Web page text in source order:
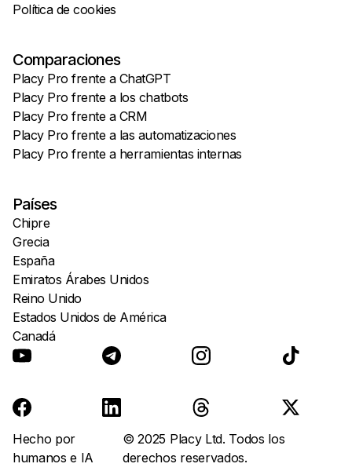
Política de cookies
Comparaciones
Placy Pro frente a ChatGPT
Placy Pro frente a los chatbots
Placy Pro frente a CRM
Placy Pro frente a las automatizaciones
Placy Pro frente a herramientas internas
Países
Chipre
Grecia
España
Emiratos Árabes Unidos
Reino Unido
Estados Unidos de América
Canadá
Hecho por
humanos e IA
© 2025 Placy Ltd. Todos los
derechos reservados.